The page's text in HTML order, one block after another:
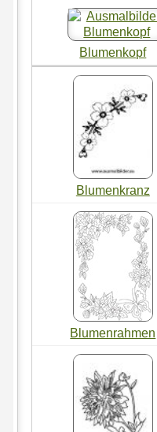
Blumenkopf
Blumenkranz
Blumenrahmen